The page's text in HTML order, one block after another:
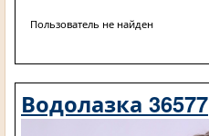
Пользователь не найден
Водолазка 36577